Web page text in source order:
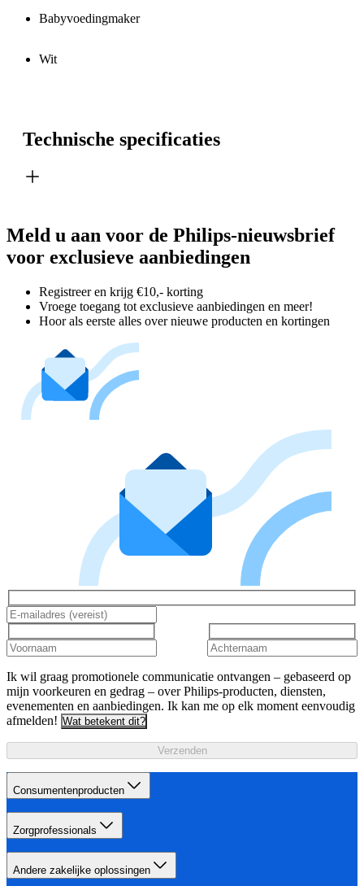
Babyvoedingmaker
Wit
Technische specificaties
Meld u aan voor de Philips-nieuwsbrief
voor exclusieve aanbiedingen
Registreer en krijg €10,- korting
Vroege toegang tot exclusieve aanbiedingen en meer!
Hoor als eerste alles over nieuwe producten en kortingen
Ik wil graag promotionele communicatie ontvangen – gebaseerd op
mijn voorkeuren en gedrag – over Philips-producten, diensten,
evenementen en aanbiedingen. Ik kan me op elk moment eenvoudig
afmelden! Wat betekent dit?
Verzenden
Consumentenproducten
Zorgprofessionals
Andere zakelijke oplossingen